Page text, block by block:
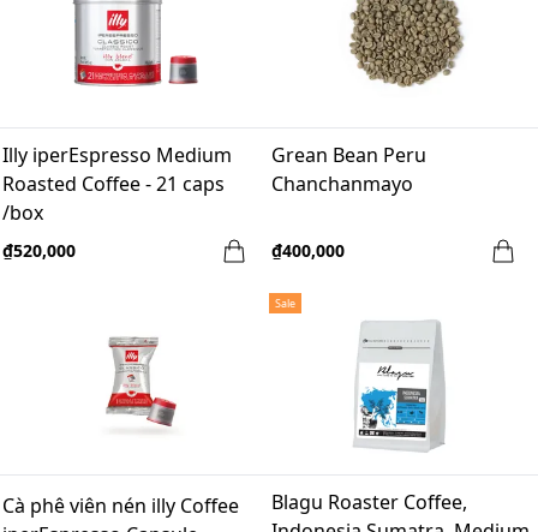
Illy iperEspresso Medium
Roasted Coffee - 21 caps
/box
₫520,000
Grean Bean Peru
Chanchanmayo
₫400,000
Cà phê viên nén illy Coffee
Sale
Blagu Roaster Coffee,